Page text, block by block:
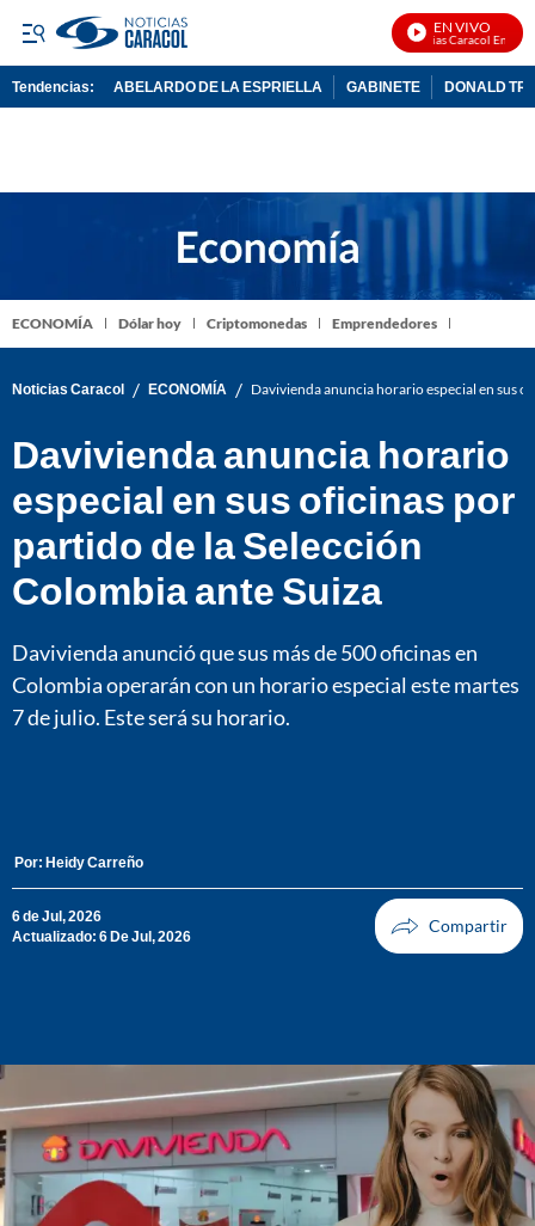
EN VIVO
Noticias Caracol En Vivo
Tendencias: ABELARDO DE LA ESPRIELLA GABINETE DONALD
ECONOMÍA Dólar hoy Criptomonedas Emprendedores
Noticias Caracol / ECONOMÍA / Davivienda anuncia horario especial en sus
Davivienda anuncia horario
especial en sus oficinas por
partido de la Selección
Colombia ante Suiza
Davivienda anunció que sus más de 500 oficinas en
Colombia operarán con un horario especial este martes
7 de julio. Este será su horario.
Por: Heidy Carreño
6 de Jul, 2026
Actualizado: 6 De Jul, 2026